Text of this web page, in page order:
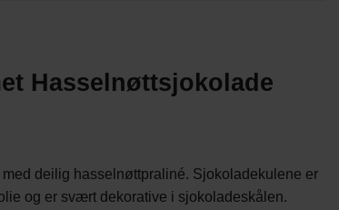
Hasselnøttsjokolade
deilig hasselnøttpraliné. Sjokoladekulene er
og er svært dekorative i sjokoladeskålen.